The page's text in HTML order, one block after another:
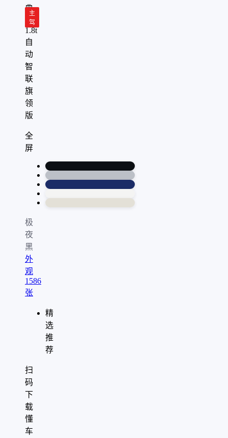
主
驾
典
款
1.8t
自
动
智
联
旗
领
版
全
屏
极
夜
黑
外
观
1586
张
精
选
推
荐
扫
码
下
载
懂
车